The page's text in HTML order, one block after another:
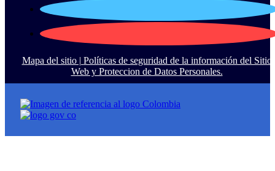
Mapa del sitio | Políticas de seguridad de la información del Sitio
Web y Proteccion de Datos Personales.